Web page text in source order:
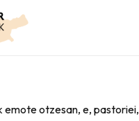
emote otzesan, e,